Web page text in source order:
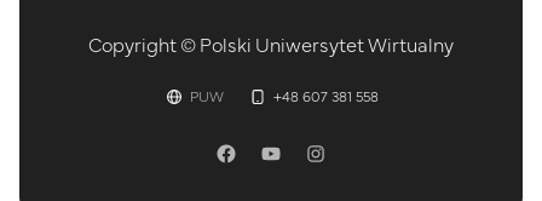
Copyright © Polski Uniwersytet Wirtualny
PUW +48 607 381 558